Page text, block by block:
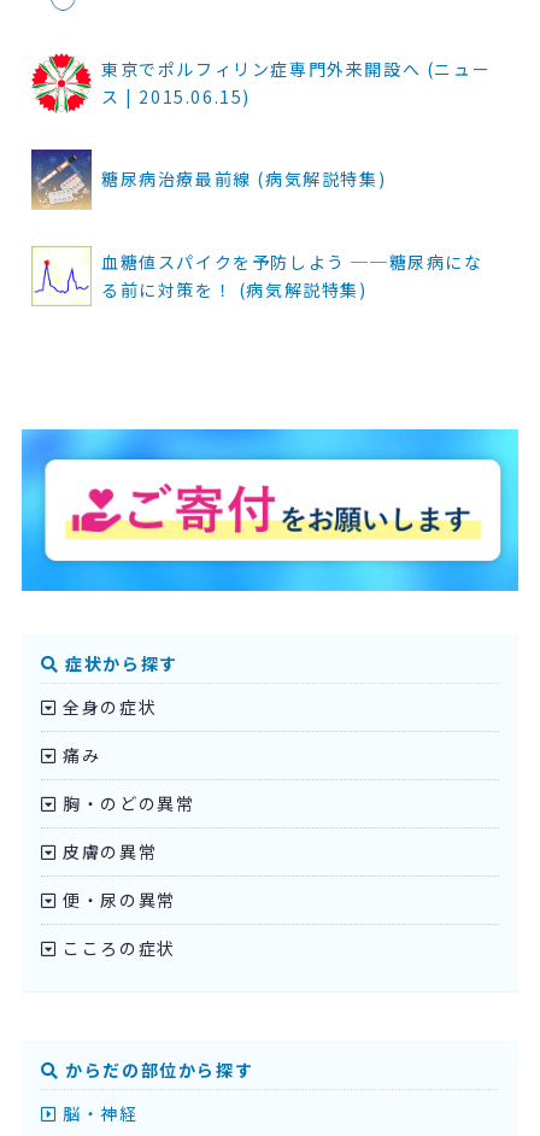
東京でポルフィリン症専門外来開設へ (ニュー
ス | 2015.06.15)
糖尿病治療最前線 (病気解説特集)
血糖値スパイクを予防しよう ──糖尿病にな
る前に対策を！ (病気解説特集)
症状から探す
全身の症状
痛み
胸・のどの異常
皮膚の異常
便・尿の異常
こころの症状
からだの部位から探す
脳・神経